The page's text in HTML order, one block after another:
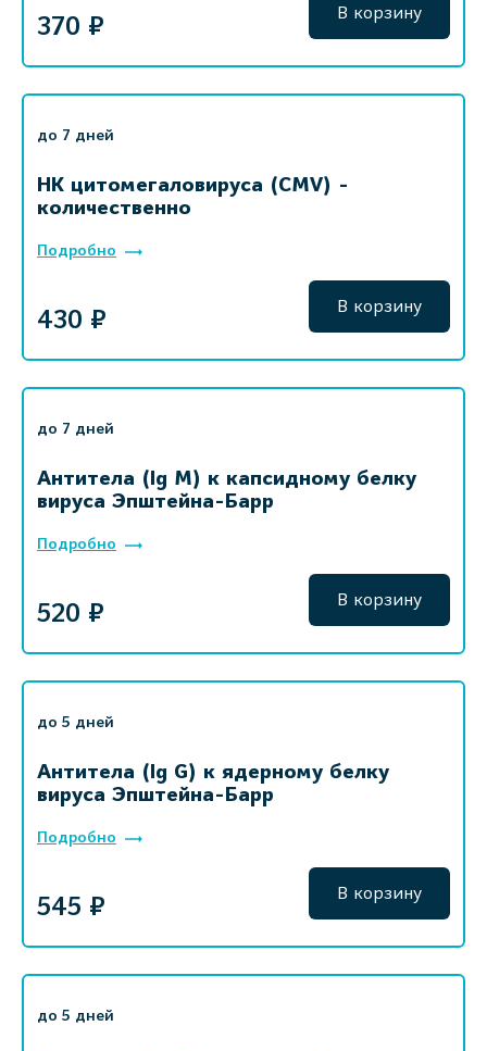
370 ₽ В корзину
до 7 дней
НК цитомегаловируса (CMV) -
количественно
Подробно
430 ₽ В корзину
до 7 дней
Антитела (Ig M) к капсидному белку
вируса Эпштейна-Барр
Подробно
520 ₽ В корзину
до 5 дней
Антитела (Ig G) к ядерному белку
вируса Эпштейна-Барр
Подробно
545 ₽ В корзину
до 5 дней